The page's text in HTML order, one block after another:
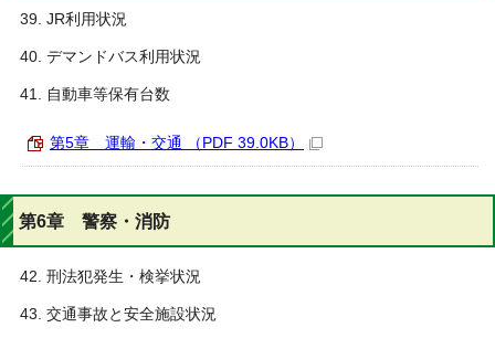
JR利用状況
デマンドバス利用状況
自動車等保有台数
第5章 運輸・交通 （PDF 39.0KB）
第6章 警察・消防
刑法犯発生・検挙状況
交通事故と安全施設状況